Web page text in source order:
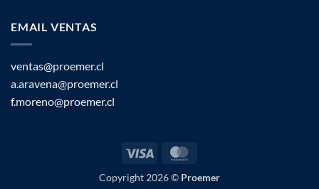
EMAIL VENTAS
ventas@proemer.cl
a.aravena@proemer.cl
f.moreno@proemer.cl
Visa
Copyright 2026 © Proemer